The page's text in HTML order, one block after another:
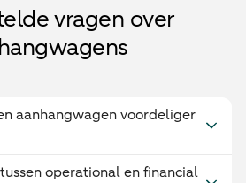
vragen over
aanhangwagen voordeliger
operational en financial